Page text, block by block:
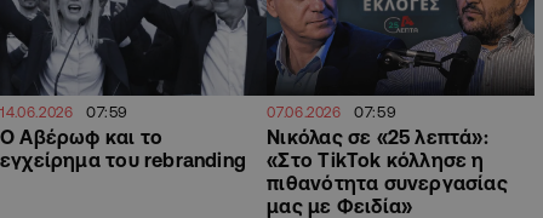
14.06.2026 07:59
Ο Αβέρωφ και το
εγχείρημα του rebranding
07.06.2026 07:59
Νικόλας σε «25 λεπτά»:
«Στο TikTok κόλλησε η
πιθανότητα συνεργασίας
μας με Φειδία»